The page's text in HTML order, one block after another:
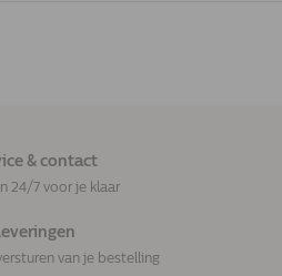
& contact
24/7 voor je klaar
van je bestelling